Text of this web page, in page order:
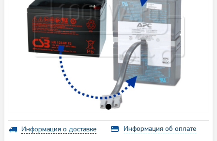
Информация о доставке Информация об оплате